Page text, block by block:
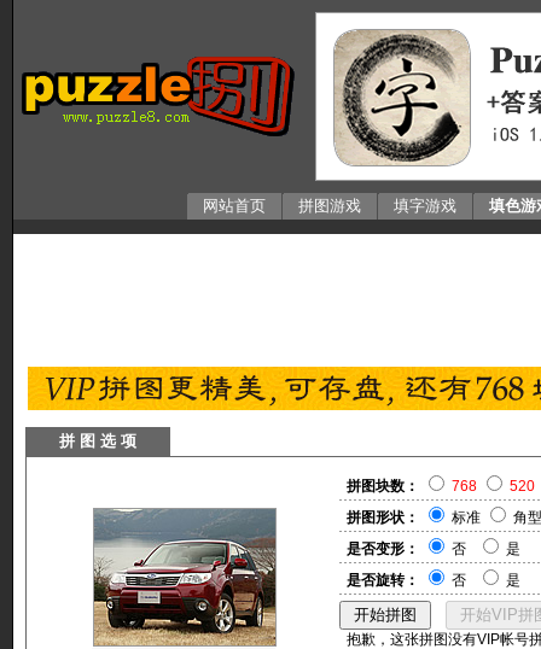
网站首页 拼图游戏 填字游戏 填色游
拼 图 选 项
拼图块数： 768
520
拼图形状：
标准
角型
是否变形：
否
是
是否旋转：
否 是
抱歉，这张拼图没有VIP帐号